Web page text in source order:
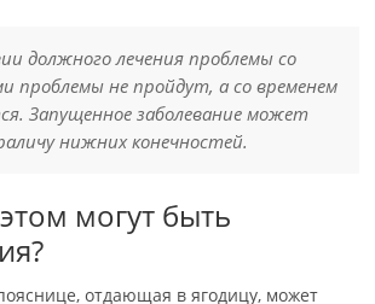
должного лечения проблемы со
проблемы не пройдут, а со временем
Запущенное заболевание может
нижних конечностей.
могут быть
отдающая в ягодицу, может